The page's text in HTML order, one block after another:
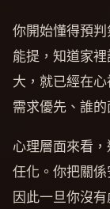
你開始懂得預
能提，知道家
大，就已經在
需求優先、誰的
心理層面來看
任化。你把關係
因此一旦你沒